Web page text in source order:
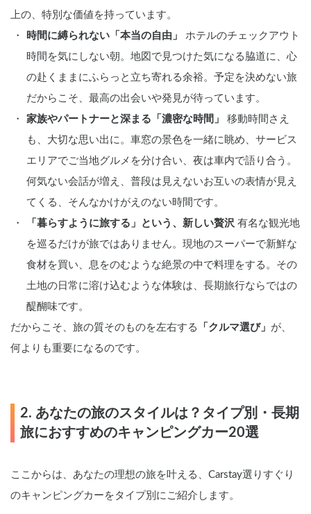
上の、特別な価値を持っています。
時間に縛られない「本当の自由」
ホテルのチェックアウト
時間を気にしない朝。地図で見つけた気になる脇道に、心
の赴くままにふらっと立ち寄れる余裕。予定を決めない旅
だからこそ、最高の出会いや発見が待っています。
家族やパートナーと深まる「濃密な時間」
移動時間さえ
も、大切な思い出に。車窓の景色を一緒に眺め、サービス
エリアでご当地グルメを分け合い、夜は車内で語り合う。
何気ない会話が増え、普段は見えないお互いの表情が見え
てくる、そんなかけがえのない時間です。
「暮らすように旅する」という、新しい贅沢 有名な観光地
を巡るだけが旅ではありません。現地のスーパーで新鮮な
食材を買い、息をのむような絶景の中で料理をする。その
土地の日常に溶け込むような体験は、長期旅行ならではの
醍醐味です。
だからこそ、旅の質そのものを左右する
「クルマ選び」 が、
何よりも重要になるのです。
2. あなたの旅のスタイルは？タイプ別・長期
旅におすすめのキャンピングカー20選
ここからは、あなたの理想の旅を叶える、Carstay選りすぐり
のキャンピングカーをタイプ別にご紹介します。